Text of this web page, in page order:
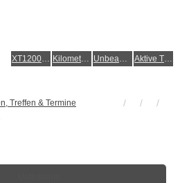
XT1200Z-Wiki Kilometerstatistik Unbeantwortete Themen Aktive Themen
Super Ténéré
Treffen & Termine